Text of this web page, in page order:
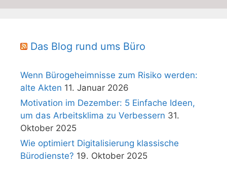
Das Blog rund ums Büro
Wenn Bürogeheimnisse zum Risiko werden:
alte Akten 11. Januar 2026
Motivation im Dezember: 5 Einfache Ideen,
um das Arbeitsklima zu Verbessern 31.
Oktober 2025
Wie optimiert Digitalisierung klassische
Bürodienste? 19. Oktober 2025